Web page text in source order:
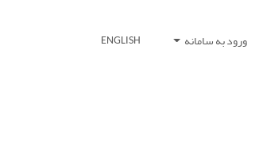
ورود به سامانه ENGLISH